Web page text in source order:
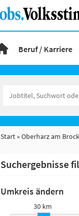
Beruf / Karriere
Start Oberharz am
Suchergebnisse
Umkreis ändern
30 km